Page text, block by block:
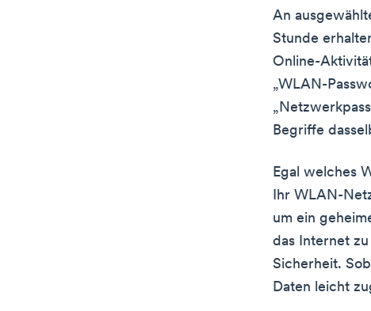
An
Stunde
Online-
„WLAN-
Begriffe
Egal welches
Ihr WLAN-
um ein
das Internet
Sicherheit.
Daten leicht